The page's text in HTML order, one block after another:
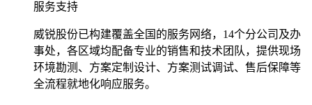
服务支持
威锐股份已构建覆盖全国的服务网络，14个分公司及办
事处，各区域均配备专业的销售和技术团队，提供现场
环境勘测、方案定制设计、方案测试调试、售后保障等
全流程就地化响应服务。